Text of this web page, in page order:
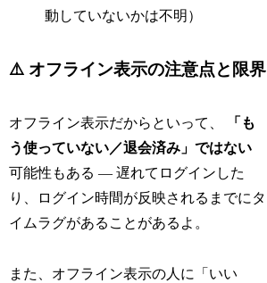
動していないかは不明）
⚠️ オフライン表示の注意点と限界
オフライン表示だからといって、
「も
う使っていない／退会済み」ではない
可能性もある — 遅れてログインした
り、ログイン時間が反映されるまでにタ
イムラグがあることがあるよ。
また、オフライン表示の人に「いい